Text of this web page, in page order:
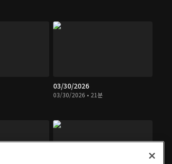
03/30/2026
03/30/2026 • 21분